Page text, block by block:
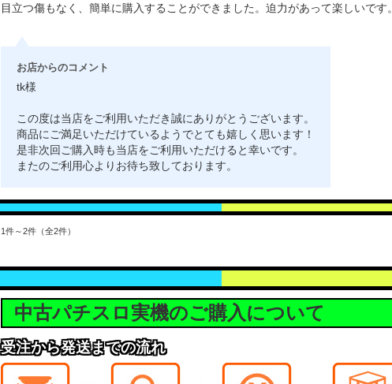
目立つ傷もなく、簡単に購入することができました。迫力があって楽しいで
お店からのコメント
tk様
この度は当店をご利用いただき誠にありがとうございます。
商品にご満足いただけているようでとても嬉しく思います！
是非次回ご購入時も当店をご利用いただけると幸いです。
またのご利用心よりお待ち致しております。
1件～2件（全2件）
中古パチスロ実機のご購入について
受注から発送までの流れ